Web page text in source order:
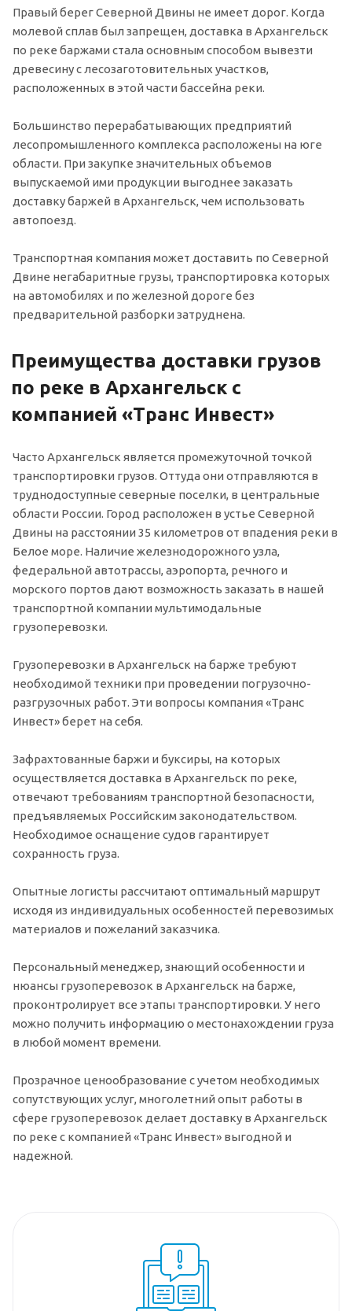
Правый берег Северной Двины не имеет дорог. Когда
молевой сплав был запрещен, доставка в Архангельск
по реке баржами стала основным способом вывезти
древесину с лесозаготовительных участков,
расположенных в этой части бассейна реки.
Большинство перерабатывающих предприятий
лесопромышленного комплекса расположены на юге
области. При закупке значительных объемов
выпускаемой ими продукции выгоднее заказать
доставку баржей в Архангельск, чем использовать
автопоезд.
Транспортная компания может доставить по Северной
Двине негабаритные грузы, транспортировка которых
на автомобилях и по железной дороге без
предварительной разборки затруднена.
Преимущества доставки грузов
по реке в Архангельск с
компанией «Транс Инвест»
Часто Архангельск является промежуточной точкой
транспортировки грузов. Оттуда они отправляются в
труднодоступные северные поселки, в центральные
области России. Город расположен в устье Северной
Двины на расстоянии 35 километров от впадения реки в
Белое море. Наличие железнодорожного узла,
федеральной автотрассы, аэропорта, речного и
морского портов дают возможность заказать в нашей
транспортной компании мультимодальные
грузоперевозки.
Грузоперевозки в Архангельск на барже требуют
необходимой техники при проведении погрузочно-
разгрузочных работ. Эти вопросы компания «Транс
Инвест» берет на себя.
Зафрахтованные баржи и буксиры, на которых
осуществляется доставка в Архангельск по реке,
отвечают требованиям транспортной безопасности,
предъявляемых Российским законодательством.
Необходимое оснащение судов гарантирует
сохранность груза.
Опытные логисты рассчитают оптимальный маршрут
исходя из индивидуальных особенностей перевозимых
материалов и пожеланий заказчика.
Персональный менеджер, знающий особенности и
нюансы грузоперевозок в Архангельск на барже,
проконтролирует все этапы транспортировки. У него
можно получить информацию о местонахождении груза
в любой момент времени.
Прозрачное ценообразование с учетом необходимых
сопутствующих услуг, многолетний опыт работы в
сфере грузоперевозок делает доставку в Архангельск
по реке с компанией «Транс Инвест» выгодной и
надежной.